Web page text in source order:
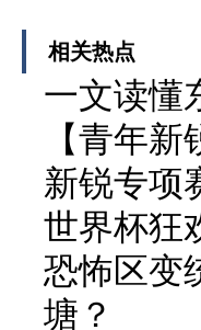
相关热点
一文读懂
【青年
新锐专项
世界杯狂
恐怖区变
塘？